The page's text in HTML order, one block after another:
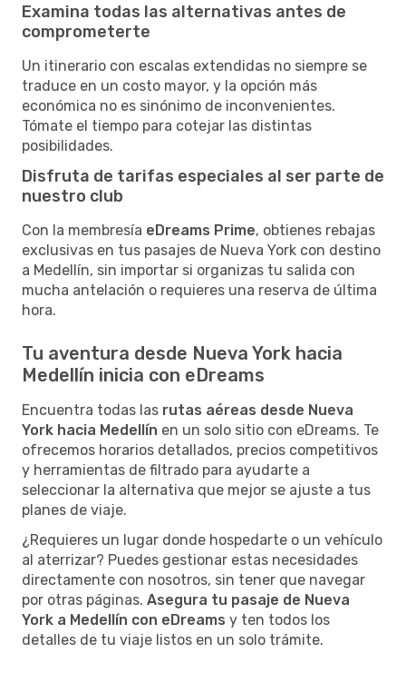
Examina todas las alternativas antes de
comprometerte
Un itinerario con escalas extendidas no siempre se
traduce en un costo mayor, y la opción más
económica no es sinónimo de inconvenientes.
Tómate el tiempo para cotejar las distintas
posibilidades.
Disfruta de tarifas especiales al ser parte de
nuestro club
Con la membresía eDreams Prime, obtienes rebajas
exclusivas en tus pasajes de Nueva York con destino
a Medellín, sin importar si organizas tu salida con
mucha antelación o requieres una reserva de última
hora.
Tu aventura desde Nueva York hacia
Medellín inicia con eDreams
Encuentra todas las rutas aéreas desde Nueva
York hacia Medellín en un solo sitio con eDreams. Te
ofrecemos horarios detallados, precios competitivos
y herramientas de filtrado para ayudarte a
seleccionar la alternativa que mejor se ajuste a tus
planes de viaje.
¿Requieres un lugar donde hospedarte o un vehículo
al aterrizar? Puedes gestionar estas necesidades
directamente con nosotros, sin tener que navegar
por otras páginas. Asegura tu pasaje de Nueva
York a Medellín con eDreams y ten todos los
detalles de tu viaje listos en un solo trámite.